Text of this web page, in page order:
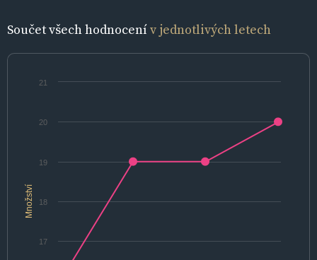
Součet všech hodnocenív jednotlivých letech
Množství
17
18
19
20
21